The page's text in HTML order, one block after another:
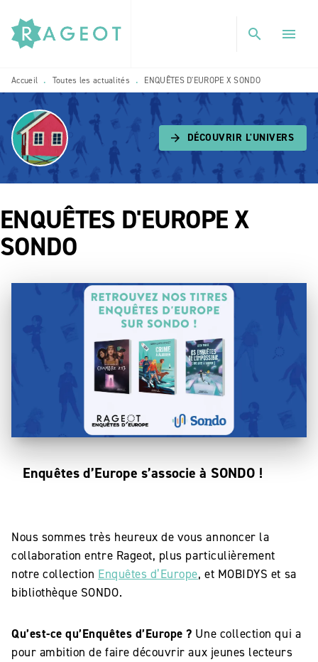
MENU RECHERCHE
PIED DE PAGE
search menu
Accueil • Toutes les actualités • ENQUÊTES D'EUROPE X SONDO
arrow_forward DÉCOUVRIR L'UNIVERS
ENQUÊTES D'EUROPE X
SONDO
Enquêtes d’Europe s’associe à SONDO !
Nous sommes très heureux de vous annoncer la
collaboration entre Rageot, plus particulièrement
notre collection Enquêtes d’Europe, et MOBIDYS et sa
bibliothèque SONDO.
Qu’est-ce qu’Enquêtes d’Europe ? Une collection qui a
pour ambition de faire découvrir aux jeunes lecteurs